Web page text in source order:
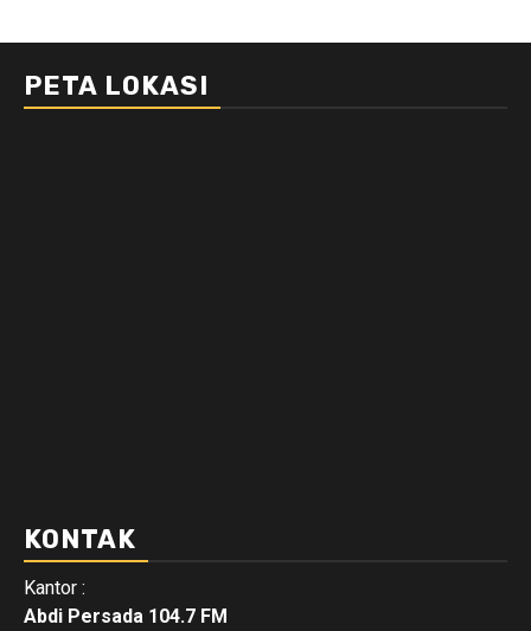
PETA LOKASI
KONTAK
Kantor :
Abdi Persada 104.7 FM